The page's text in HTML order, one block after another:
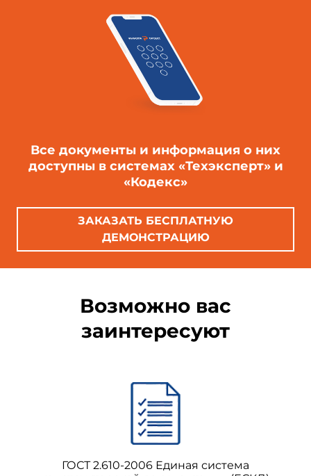
Все документы и информация о них
доступны в системах «Техэксперт» и
«Кодекс»
ЗАКАЗАТЬ БЕСПЛАТНУЮ
ДЕМОНСТРАЦИЮ
Возможно вас
заинтересуют
ГОСТ 2.610-2006 Единая система